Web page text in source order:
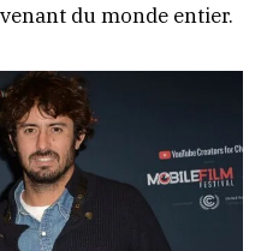
du monde entier.